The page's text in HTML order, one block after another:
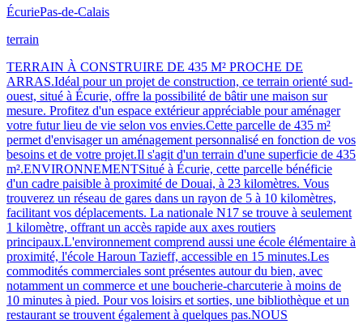
ÉcuriePas-de-Calais
terrain
TERRAIN À CONSTRUIRE DE 435 M² PROCHE DE
ARRAS.Idéal pour un projet de construction, ce terrain orienté sud-
ouest, situé à Écurie, offre la possibilité de bâtir une maison sur
mesure. Profitez d'un espace extérieur appréciable pour aménager
votre futur lieu de vie selon vos envies.Cette parcelle de 435 m²
permet d'envisager un aménagement personnalisé en fonction de vos
besoins et de votre projet.Il s'agit d'un terrain d'une superficie de 435
m².ENVIRONNEMENTSitué à Écurie, cette parcelle bénéficie
d'un cadre paisible à proximité de Douai, à 23 kilomètres. Vous
trouverez un réseau de gares dans un rayon de 5 à 10 kilomètres,
facilitant vos déplacements. La nationale N17 se trouve à seulement
1 kilomètre, offrant un accès rapide aux axes routiers
principaux.L'environnement comprend aussi une école élémentaire à
proximité, l'école Haroun Tazieff, accessible en 15 minutes.Les
commodités commerciales sont présentes autour du bien, avec
notamment un commerce et une boucherie-charcuterie à moins de
10 minutes à pied. Pour vos loisirs et sorties, une bibliothèque et un
restaurant se trouvent également à quelques pas.NOUS